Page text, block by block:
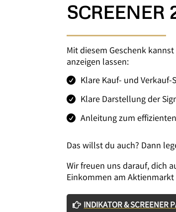
SCREENER
Mit diesem Geschenk
anzeigen lassen:
Klare Kauf- und
Klare Darstellung der
Anleitung zum
Das willst du auch? Dann
Wir freuen uns darauf, dich
Einkommen am
INDIKATOR & SCREENER